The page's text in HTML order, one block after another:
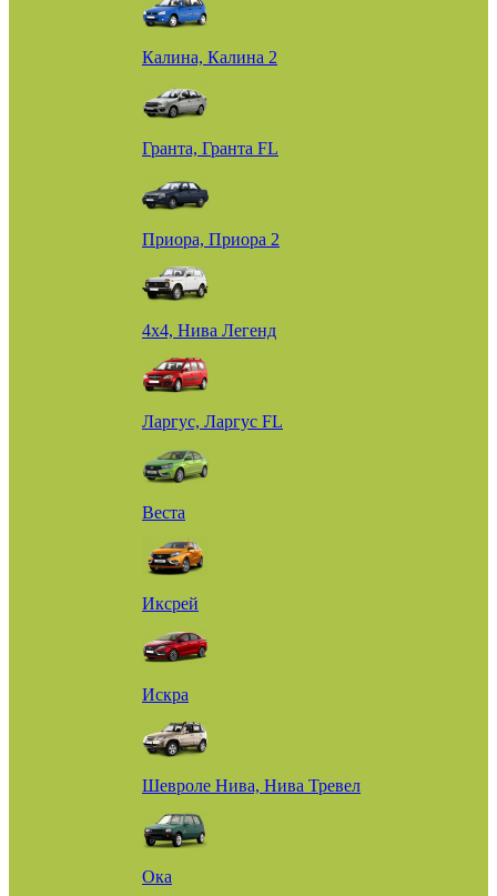
Калина, Калина 2
Гранта, Гранта FL
Приора, Приора 2
4х4, Нива Легенд
Ларгус, Ларгус FL
Веста
Иксрей
Искра
Шевроле Нива, Нива Тревел
Ока